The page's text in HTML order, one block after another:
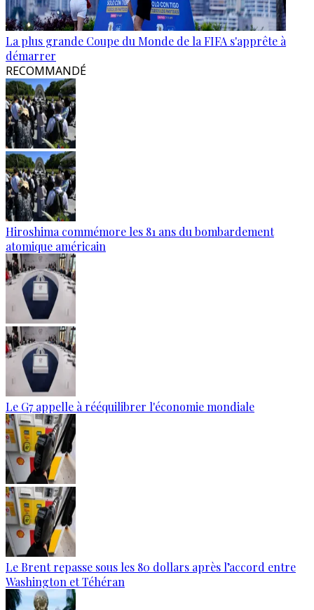
La plus grande Coupe du Monde de la FIFA s'apprête à
démarrer
RECOMMANDÉ
Hiroshima commémore les 81 ans du bombardement
atomique américain
Le G7 appelle à rééquilibrer l'économie mondiale
Le Brent repasse sous les 80 dollars après l’accord entre
Washington et Téhéran